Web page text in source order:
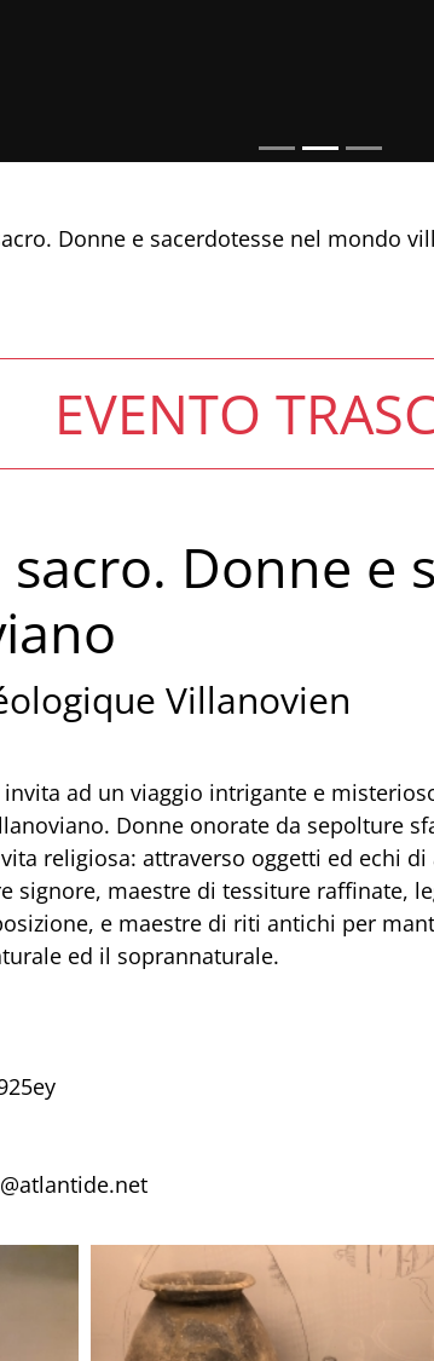
Donne e sacerdotesse nel mondo
EVENTO
Donne e
Villanovien
ad un viaggio intrigante e
Donne onorate da sepolture
religiosa: attraverso oggetti ed echi
signore, maestre di tessiture raffinate,
e maestre di riti antichi per
ed il soprannaturale.